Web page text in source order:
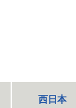
西日本